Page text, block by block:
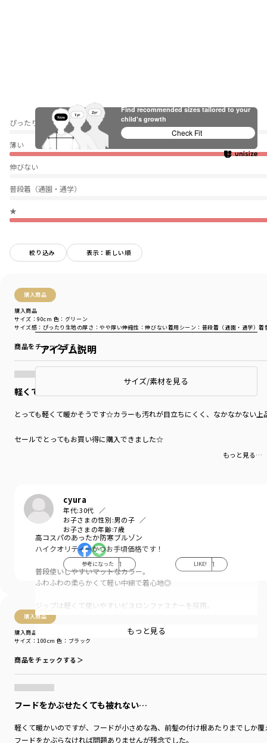
ぴったり
薄い
伸びない
普段着（通園・通学）
★
絞り込み 表示：新しい順
購入商品
購入商品
サイズ感 ：ぴったり 生地の厚さ ：やや厚い伸縮性 ：伸びない着用シーン ：普段着（通園・通学）着
サイズ：90cm 色：グリーン
商品をチェックする＞
軽くて暖かい
とっても軽くて暖かそうです☆カラーも汚れが目立ちにくく、なかなかない
セールでとってもお買い得に購入できました☆
もっと見る…
cyura
年代:30代
お子さまの性別:男の子
お子さまの年齢:7歳
参考になった 1 LIKE! 1
購入商品
購入商品
サイズ：100cm 色：ブラック
商品をチェックする＞
フードをかぶせたくても被れない…
軽くて暖かいのですが、フードが小さめな為、前髪の付け根あたりまでしか
フードをかぶらなければ問題ありませんが残念でした。
アイテム説明
サイズ/素材を見る
高コスパのあったか防寒ブルゾン
ハイクオリティーかつお手頃価格です！
普段使いしやすいマットなカラー。
ふわふわの柔らかくて軽い中綿で着心地◎
ジップは軽くて使いやすいビスロンファスナーを採用。
スライダーテープつきで開け締めしやすい！
ポケットにもファスナーつき。
インとアウトのカラーコントラストがおしゃれ。
肩のシンプルなロゴワッペンや
あらゆるシーンにも使える万能アウターです！
もっと見る
Find recommended sizes tailored to your
child's growth
Check Fit